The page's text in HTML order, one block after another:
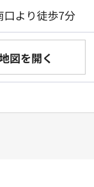
より徒歩7分
図を開く